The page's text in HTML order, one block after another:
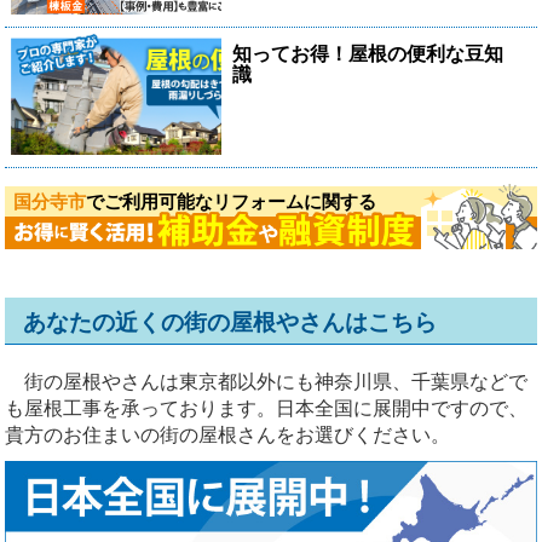
知ってお得！屋根の便利な豆知
識
国分寺市でご利用可能なリフォームに関する
あなたの近くの街の屋根やさんはこちら
街の屋根やさんは東京都以外にも神奈川県、千葉県などで
も屋根工事を承っております。日本全国に展開中ですので、
貴方のお住まいの街の屋根さんをお選びください。